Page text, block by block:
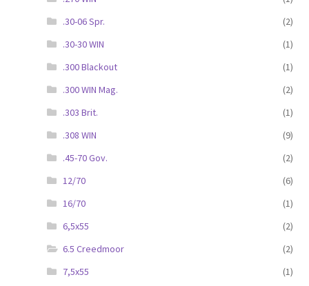
.30-06 Spr.
(2)
.30-30 WIN
(1)
.300 Blackout
(1)
.300 WIN Mag.
(2)
.303 Brit.
(1)
.308 WIN
(9)
.45-70 Gov.
(2)
12/70
(6)
16/70
(1)
6,5x55
(2)
6.5 Creedmoor
(2)
7,5x55
(1)